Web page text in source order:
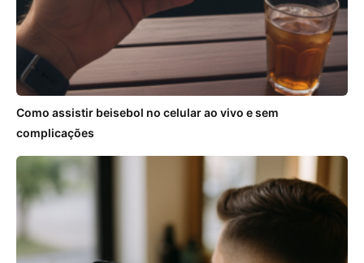
Como assistir beisebol no celular ao vivo e sem
complicações